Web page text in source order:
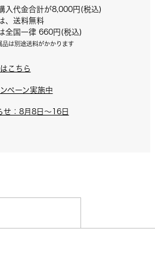
入代金合計が8,000円(税込)
、送料無料
全国一律 660円(税込)
は別途送料がかかります
こちら
ペーン実施中
せ：8月8日～16日